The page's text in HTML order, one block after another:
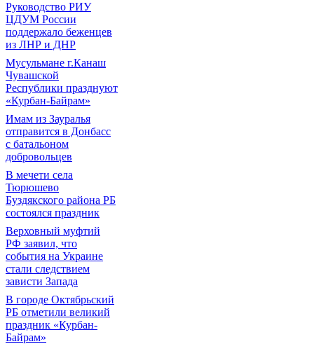
Руководство РИУ
ЦДУМ России
поддержало беженцев
из ЛНР и ДНР
Мусульмане г.Канаш
Чувашской
Республики празднуют
«Курбан-Байрам»
Имам из Зауралья
отправится в Донбасс
с батальоном
добровольцев
В мечети села
Тюрюшево
Буздякского района РБ
состоялся праздник
Верховный муфтий
РФ заявил, что
события на Украине
стали следствием
зависти Запада
В городе Октябрьский
РБ отметили великий
праздник «Курбан-
Байрам»